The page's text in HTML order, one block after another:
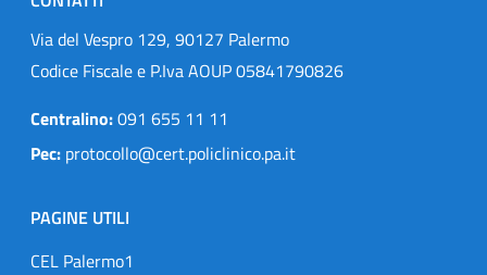
Via del Vespro 129, 90127 Palermo
Codice Fiscale e P.Iva AOUP 05841790826
Centralino:091 655 11 11
Pec: protocollo@cert.policlinico.pa.it
PAGINE UTILI
CEL Palermo1